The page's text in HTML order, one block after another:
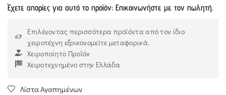
Έχετε απορίες για αυτό το προϊόν; Επικοινωνήστε με τον πωλητή.
Επιλέγοντας περισσότερα προϊόντα από τον ίδιο
χειροτέχνη εξοικονομείτε μεταφορικά.
Χειροποίητο Προϊόν
Χειροτεχνημένο στην Ελλάδα
Λίστα Αγαπημένων